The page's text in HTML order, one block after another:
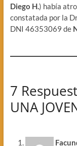
Diego H.) había
constatada por la
DNI 46353069 de
7
UNA